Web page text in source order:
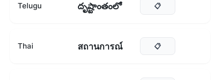
Telugu దృష్టాంతంలో 📋
Thai สถานการณ์ 📋